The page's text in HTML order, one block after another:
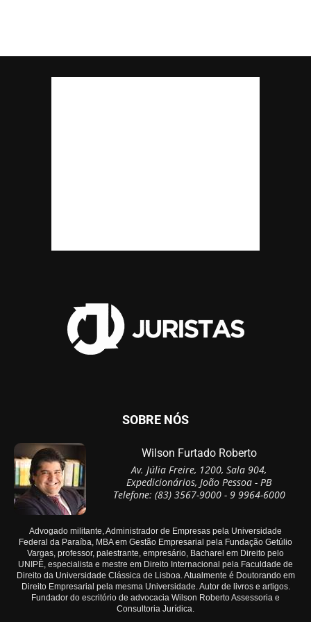
SOBRE NÓS
Wilson Furtado Roberto
Av. Júlia Freire, 1200, Sala 904,
Expedicionários, João Pessoa - PB
Telefone: (83) 3567-9000 - 9 9964-6000
Advogado militante, Administrador de Empresas pela Universidade
Federal da Paraíba, MBA em Gestão Empresarial pela Fundação Getúlio
Vargas, professor, palestrante, empresário, Bacharel em Direito pelo
UNIPÊ, especialista e mestre em Direito Internacional pela Faculdade de
Direito da Universidade Clássica de Lisboa. Atualmente é Doutorando em
Direito Empresarial pela mesma Universidade. Autor de livros e artigos.
Fundador do escritório de advocacia Wilson Roberto Assessoria e
Consultoria Jurídica.